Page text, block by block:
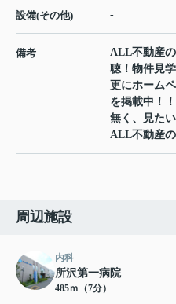
設備(その他) -
備考
ALL不動産
聴！物件見
更にホーム
を掲載中！
無く、見た
ALL不動産
周辺施設
内科
所沢第一病院
485ｍ（7分）